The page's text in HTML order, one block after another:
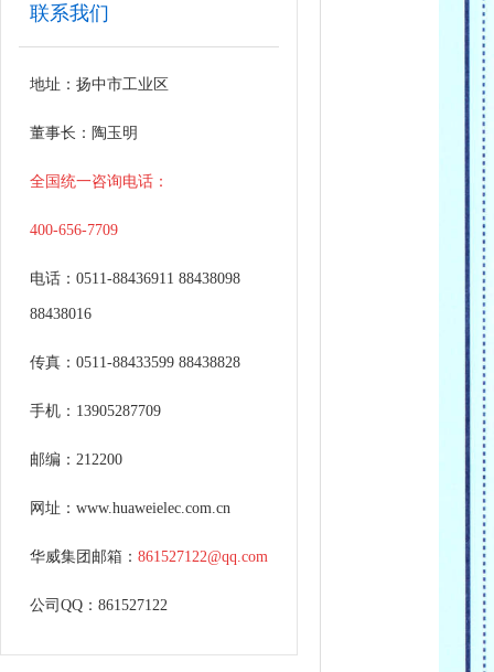
联系我们
地址：扬中市工业区
董事长：陶玉明
全国统一咨询电话：
400-656-7709
电话：0511-88436911 88438098
88438016
传真：0511-88433599 88438828
手机：13905287709
邮编：212200
网址：www.huaweielec.com.cn
华威集团邮箱： 861527122@qq.com
公司QQ：861527122